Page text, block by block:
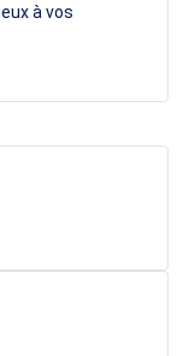
à vos